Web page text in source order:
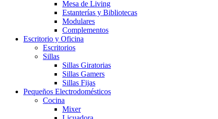
Mesa de Living
Estanterías y Bibliotecas
Modulares
Complementos
Escritorio y Oficina
Escritorios
Sillas
Sillas Giratorias
Sillas Gamers
Sillas Fijas
Pequeños Electrodomésticos
Cocina
Mixer